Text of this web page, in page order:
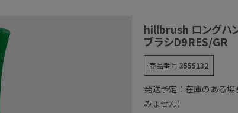
hillbrush ロングハ
ブラシD9RES/GR
商品番号3555132
発送予定：在庫のある
みません）